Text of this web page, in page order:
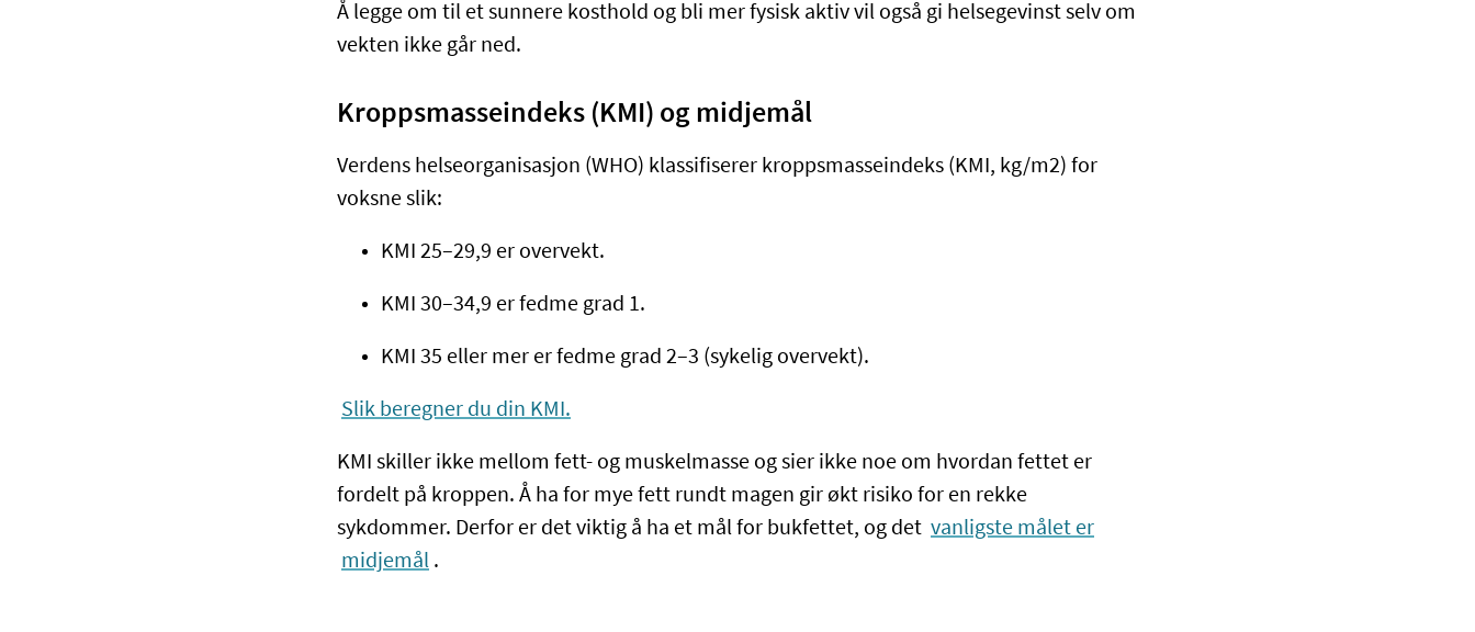
Å legge om til et sunnere kosthold og bli mer fysisk aktiv vil også gi helsegevinst selv om
vekten ikke går ned.
Kroppsmasseindeks (KMI) og midjemål
Verdens helseorganisasjon (WHO) klassifiserer kroppsmasseindeks (KMI, kg/m2) for
voksne slik:
KMI 25–29,9 er overvekt.
KMI 30–34,9 er fedme grad 1.
KMI 35 eller mer er fedme grad 2–3 (sykelig overvekt).
Slik beregner du din KMI.
KMI skiller ikke mellom fett- og muskelmasse og sier ikke noe om hvordan fettet er
fordelt på kroppen. Å ha for mye fett rundt magen gir økt risiko for en rekke
sykdommer. Derfor er det viktig å ha et mål for bukfettet, og det vanligste målet er
midjemål .